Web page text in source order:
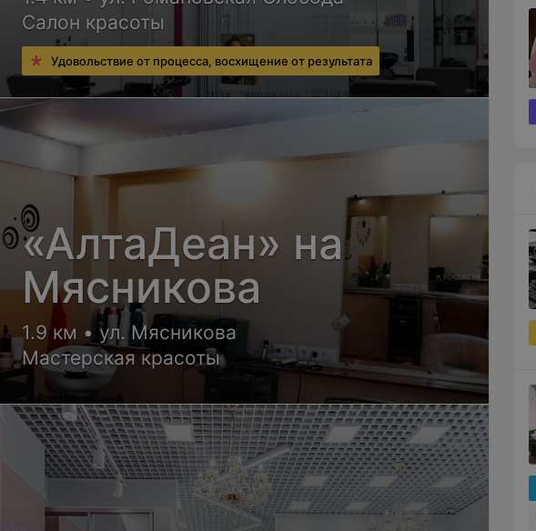
Салон красоты
Удовольствие от процесса, восхищение от результата
«АлтаДеан» на
Мясникова
1.9 км • ул. Мясникова
Мастерская красоты